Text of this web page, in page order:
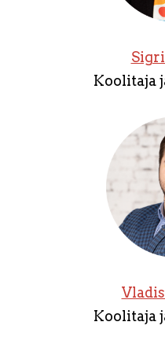
Koolitaja
Koolitaja